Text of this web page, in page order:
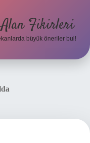
Fikirleri
büyük öneriler bul!